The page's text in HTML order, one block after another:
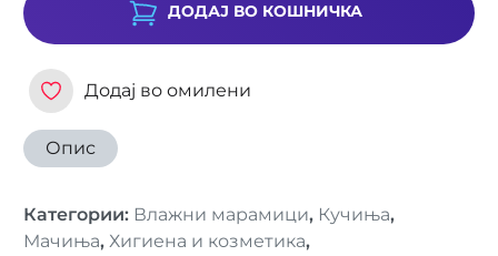
ДОДАЈ ВО КОШНИЧКА
Додај во омилени
Опис
Категории: Влажни марамици, Кучиња,
Мачиња, Хигиена и козметика,